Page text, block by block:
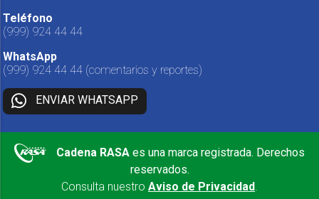
Teléfono
(999) 924 44 44
WhatsApp
(999) 924 44 44 (comentarios y reportes)
ENVIAR WHATSAPP
Cadena RASA es una marca registrada. Derechos
reservados.
Consulta nuestro Aviso de Privacidad